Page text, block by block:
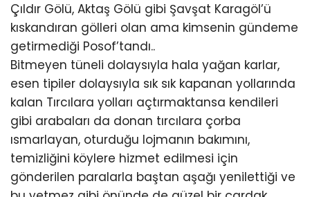
Çıldır Gölü, Aktaş Gölü gibi Şavşat Karagöl’ü
kıskandıran gölleri olan ama kimsenin gündeme
getirmediği Posof’tandı..
Bitmeyen tüneli dolaysıyla hala yağan karlar,
esen tipiler dolaysıyla sık sık kapanan yollarında
kalan Tırcılara yolları açtırmaktansa kendileri
gibi arabaları da donan tırcılara çorba
ısmarlayan, oturduğu lojmanın bakımını,
temizliğini köylere hizmet edilmesi için
gönderilen paralarla baştan aşağı yenilettiği ve